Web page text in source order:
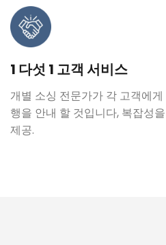
1 다섯 1 고객 서비스
개별 소싱 전문가가 각 고객에
행을 안내 할 것입니다, 복잡성
제공.